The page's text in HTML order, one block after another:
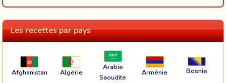
Les recettes par pays
Afghanistan Algérie
Arabie
Saoudite
Arménie Bosnie